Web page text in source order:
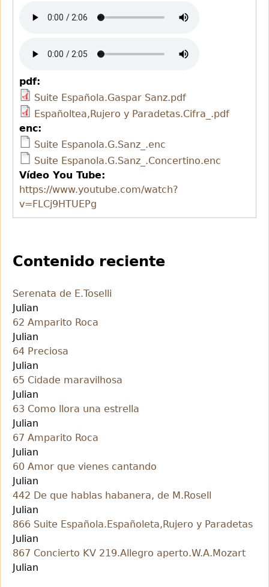
pdf:
Suite Española.Gaspar Sanz.pdf
Españoltea,Rujero y Paradetas.Cifra_.pdf
enc:
Suite Espanola.G.Sanz_.enc
Suite Espanola.G.Sanz_.Concertino.enc
Vídeo You Tube:
https://www.youtube.com/watch?
v=FLCj9HTUEPg
Contenido reciente
Serenata de E.Toselli
Julian
62 Amparito Roca
Julian
64 Preciosa
Julian
65 Cidade maravilhosa
Julian
63 Como llora una estrella
Julian
67 Amparito Roca
Julian
60 Amor que vienes cantando
Julian
442 De que hablas habanera, de M.Rosell
Julian
866 Suite Española.Españoleta,Rujero y Paradetas
Julian
867 Concierto KV 219.Allegro aperto.W.A.Mozart
Julian